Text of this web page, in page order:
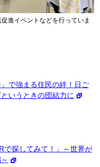
進イベントなどを行っていま
」で強まる住民の絆！日ご
いうときの団結力に
で探してみて！」～世界が